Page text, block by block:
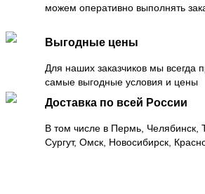
можем оперативно выполнять
Выгодные цены
Для наших заказчиков мы всегда
самые выгодные условия и цены
Доставка по всей России
В том числе в Пермь, Челябинск,
Сургут, Омск, Новосибирск,